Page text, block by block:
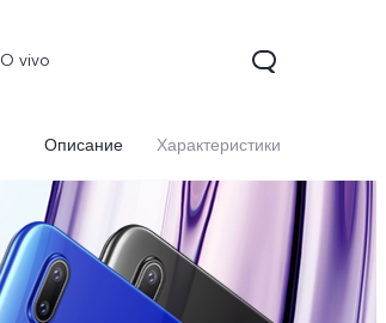
O vivo
Описание Характеристики